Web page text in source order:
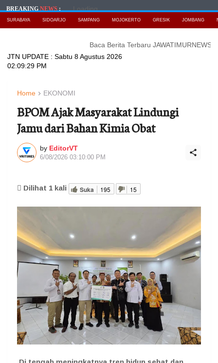
BREAKINGNEWS: Loading...
SURABAYA SIDOARJO SAMPANG MOJOKERTO GRESIK JOMBANG
Baca Berita Terbaru JAWATIMURNEWSBidik
JTN UPDATE : Sabtu 8 Agustus 2026
02:09:31 PM
Home EKONOMI
BPOM Ajak Masyarakat Lindungi
Jamu dari Bahan Kimia Obat
by EditorVT
6/08/2026 03:10:00 PM
Dilihat 1 kali Suka 195 15